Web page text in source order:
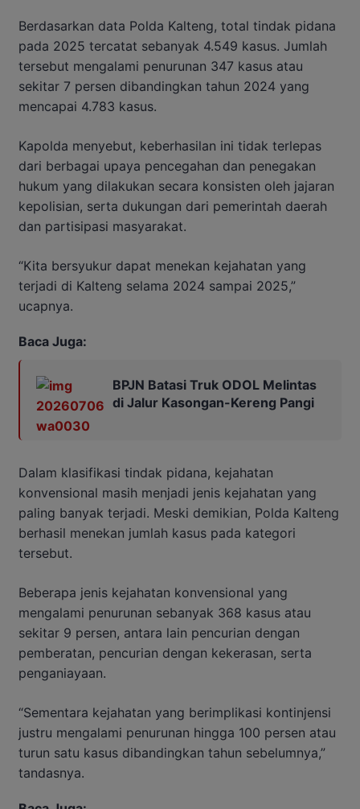
Berdasarkan data Polda Kalteng, total tindak pidana
pada 2025 tercatat sebanyak 4.549 kasus. Jumlah
tersebut mengalami penurunan 347 kasus atau
sekitar 7 persen dibandingkan tahun 2024 yang
mencapai 4.783 kasus.
Kapolda menyebut, keberhasilan ini tidak terlepas
dari berbagai upaya pencegahan dan penegakan
hukum yang dilakukan secara konsisten oleh jajaran
kepolisian, serta dukungan dari pemerintah daerah
dan partisipasi masyarakat.
“Kita bersyukur dapat menekan kejahatan yang
terjadi di Kalteng selama 2024 sampai 2025,”
ucapnya.
Baca Juga:
BPJN Batasi Truk ODOL Melintas
di Jalur Kasongan-Kereng Pangi
Dalam klasifikasi tindak pidana, kejahatan
konvensional masih menjadi jenis kejahatan yang
paling banyak terjadi. Meski demikian, Polda Kalteng
berhasil menekan jumlah kasus pada kategori
tersebut.
Beberapa jenis kejahatan konvensional yang
mengalami penurunan sebanyak 368 kasus atau
sekitar 9 persen, antara lain pencurian dengan
pemberatan, pencurian dengan kekerasan, serta
penganiayaan.
“Sementara kejahatan yang berimplikasi kontinjensi
justru mengalami penurunan hingga 100 persen atau
turun satu kasus dibandingkan tahun sebelumnya,”
tandasnya.